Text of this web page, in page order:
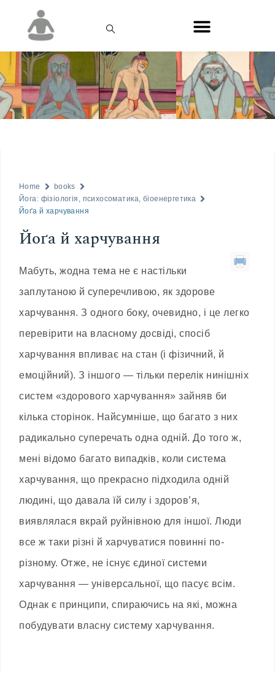
Home
books
Йога: фізіологія, психосоматика, біоенергетика
Йоґа й харчування
Йоґа й харчування
Мабуть, жодна тема не є настільки
заплутаною й суперечливою, як здорове
харчування. З одного боку, очевидно, і це легко
перевірити на власному досвіді, спосіб
харчування впливає на стан (і фізичний, й
емоційний). З іншого — тільки перелік нинішніх
систем «здорового харчування» зайняв би
кілька сторінок. Найсумніше, що багато з них
радикально суперечать одна одній. До того ж,
мені відомо багато випадків, коли система
харчування, що прекрасно підходила одній
людині, що давала їй силу і здоров’я,
виявлялася вкрай руйнівною для іншої. Люди
все ж таки різні й харчуватися повинні по-
різному. Отже, не існує єдиної системи
харчування — універсальної, що пасує всім.
Однак є принципи, спираючись на які, можна
побудувати власну систему харчування.